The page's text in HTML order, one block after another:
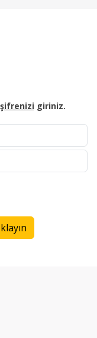
şifrenizigiriniz.